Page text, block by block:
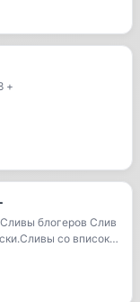
+
блогеров Слив
со вписок